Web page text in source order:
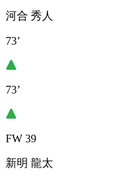
河合 秀人
73’
73’
FW 39
新明 龍太